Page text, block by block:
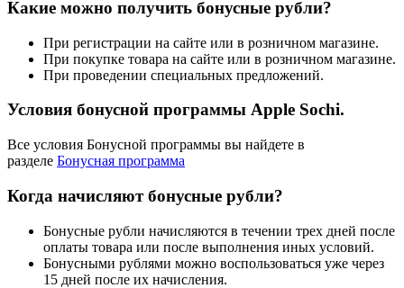
Какие можно получить бонусные рубли?
При регистрации на сайте или в розничном магазине.
При покупке товара на сайте или в розничном магазине.
При проведении специальных предложений.
Условия бонусной программы Apple Sochi.
Все условия Бонусной программы вы найдете в
разделе Бонусная программа
Когда начисляют бонусные рубли?
Бонусные рубли начисляются в течении трех дней после
оплаты товара или после выполнения иных условий.
Бонусными рублями можно воспользоваться уже через
15 дней после их начисления.